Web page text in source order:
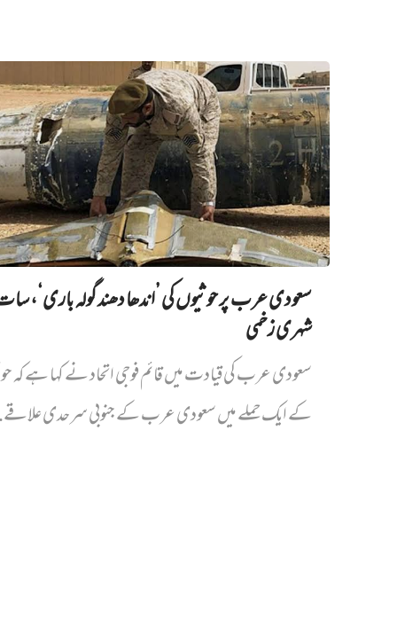
سعودی عرب پر حوثیوں کی ’اندھا دھند گولہ باری‘،
شہری زخمی
سعودی عرب کی قیادت میں قائم فوجی اتحاد نے کہا ہے کہ
کے ایک حملے میں سعودی عرب کے جنوبی سرحدی